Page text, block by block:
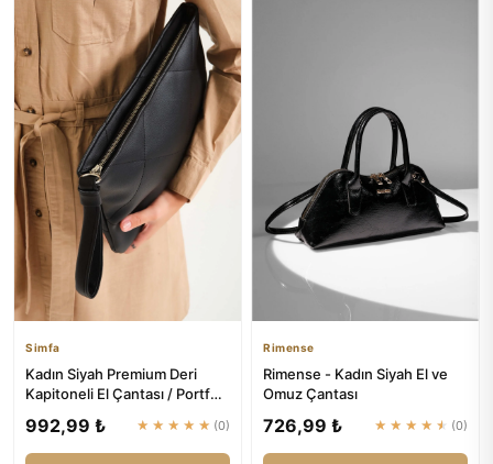
Simfa
Kadın Siyah Premium Deri
Kapitoneli El Çantası / Portföy
992,99 ₺ ★★★★★ (0)
Rimense
Rimense - Kadın Siyah El ve
Omuz Çantası
726,99 ₺ ★★★★★ (0)